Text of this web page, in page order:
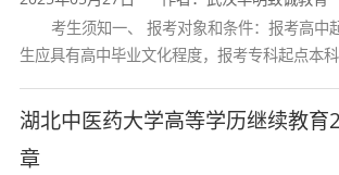
项目
培养层次
专业名称
考生须知一、 报考对象和条件：报考高中
生应具有高中毕业文化程度，报考专科起点本
构颁发的大学专科毕业证书的人
湖北中医药大学高等学历继续教育
章